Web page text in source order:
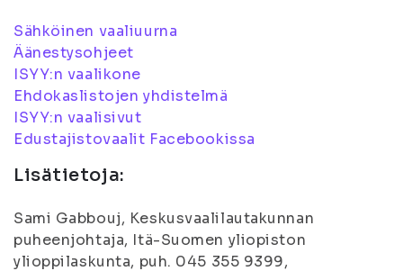
Sähköinen vaaliuurna
Äänestysohjeet
ISYY:n vaalikone
Ehdokaslistojen yhdistelmä
ISYY:n vaalisivut
Edustajistovaalit Facebookissa
Lisätietoja:
Sami Gabbouj, Keskusvaalilautakunnan
puheenjohtaja, Itä-Suomen yliopiston
ylioppilaskunta, puh. 045 355 9399,